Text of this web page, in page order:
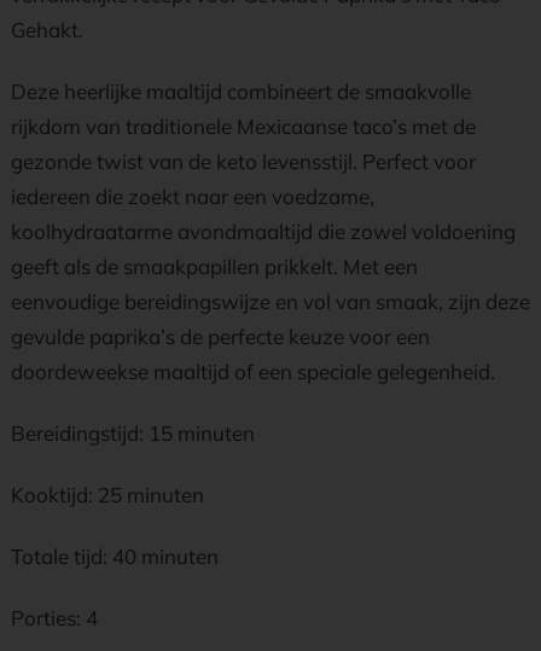
Gehakt.
Deze heerlijke maaltijd combineert de smaakvolle
rijkdom van traditionele Mexicaanse taco’s met de
gezonde twist van de keto levensstijl. Perfect voor
iedereen die zoekt naar een voedzame,
koolhydraatarme avondmaaltijd die zowel voldoening
geeft als de smaakpapillen prikkelt. Met een
eenvoudige bereidingswijze en vol van smaak, zijn deze
gevulde paprika’s de perfecte keuze voor een
doordeweekse maaltijd of een speciale gelegenheid.
Bereidingstijd: 15 minuten
Kooktijd: 25 minuten
Totale tijd: 40 minuten
Porties: 4